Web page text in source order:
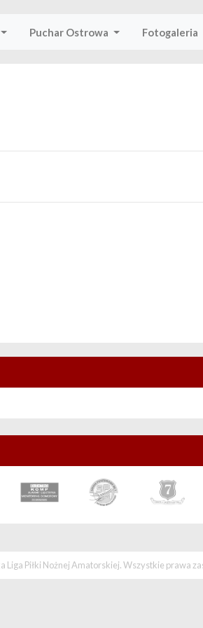
Puchar Ostrowa Fotogaleria
Piłki Nożnej Amatorskiej. Wszystkie prawa